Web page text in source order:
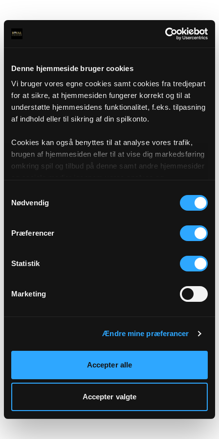
Denne hjemmeside bruger cookies
Vi bruger vores egne cookies samt cookies fra tredjepart
for at sikre, at hjemmesiden fungerer korrekt og til at
understøtte hjemmesidens funktionalitet, f.eks. tilpasning
af indhold eller til sikring af din spilkonto.
Cookies kan også benyttes til at analyse vores trafik,
brugen af hjemmesiden eller til at vise dig markedsføring
omkring spil og tilbud på denne samt andre hjemmesider
af cookies under "Detaljer" eller ved at klikke videre til
vores Cookiepolitik, som du finder i bunden af vores
Nødvendig
Præferencer
Statistik
Marketing
Ændre mine præferancer
Accepter alle
Accepter valgte